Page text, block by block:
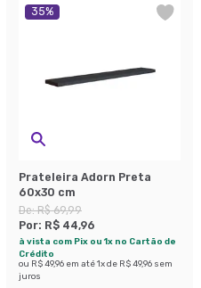
35%
Prateleira Adorn Preta
60x30 cm
De:R$ 69,99
Por: R$ 44,96
à vista com Pix ou 1x no Cartão de
Crédito
ou R$ 49,96 em até1x de R$ 49,96 sem
juros